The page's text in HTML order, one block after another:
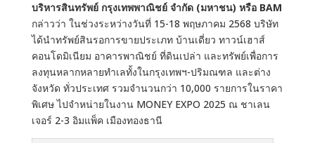
บริหารสินทรัพย์ กรุงเทพพาณิชย์ จำกัด (มหาชน) หรือ BAM
กล่าวว่า ในช่วงระหว่างวันที่ 15-18 พฤษภาคม 2568 บริษัท
ได้นำทรัพย์สินรอการขายประเภท บ้านเดี่ยว ทาวน์เฮาส์
คอนโดมิเนียม อาคารพาณิชย์ ที่ดินเปล่า และทรัพย์เพื่อการ
ลงทุนหลากหลายทำเลทั้งในกรุงเทพฯ-ปริมณฑล และต่าง
จังหวัด ทั่วประเทศ รวมจำนวนกว่า 10,000 รายการในราคา
พิเศษ ไปจำหน่ายในงาน MONEY EXPO 2025 ณ ชาเลน
เจอร์ 2-3 อิมแพ็ค เมืองทองธานี